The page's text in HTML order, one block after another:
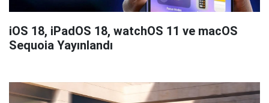
iOS 18, iPadOS 18, watchOS 11 ve macOS
Sequoia Yayınlandı